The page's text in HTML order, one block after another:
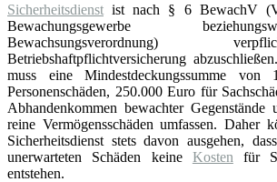
Sicherheitsdienst ist nach § 6 BewachV
Bewachungsgewerbe
Bewachsungsverordnung)
Betriebshaftpflichtversicherung
muss eine Mindestdeckungssumme
Personenschäden, 250.000 Euro für
Abhandenkommen bewachter
reine Vermögensschäden umfassen. Daher
Sicherheitsdienst stets davon ausgehen,
unerwarteten Schäden keine Kosten für
entstehen.